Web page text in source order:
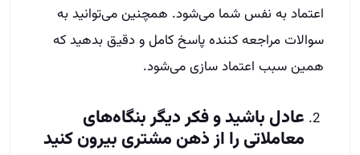
اعتماد به نفس شما می‌شود. همچنین می‌توانید به
سوالات مراجعه کننده پاسخ کامل و دقیق بدهید که
همین سبب اعتماد سازی می‌شود.
عادل باشید وفکر دیگر بنگاه‌های
معاملاتی را از ذهن مشتری بیرون کنید